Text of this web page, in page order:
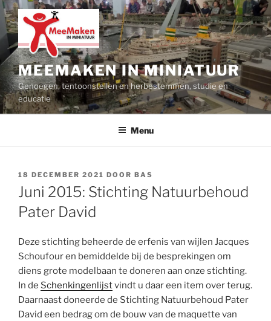
Ga
naar
de
inhoud
MEEMAKEN IN MINIATUUR
Genoegen, tentoonstellen en herbestemmen, studie en
educatie
Menu
GEPLAATST
OP
18 DECEMBER 2021 DOOR BAS
Juni 2015: Stichting Natuurbehoud
Pater David
Deze stichting beheerde de erfenis van wijlen Jacques
Schoufour en bemiddelde bij de besprekingen om
diens grote modelbaan te doneren aan onze stichting.
In de Schenkingenlijstvindt u daar een item over terug.
Daarnaast doneerde de Stichting Natuurbehoud Pater
David een bedrag om de bouw van de maquette van